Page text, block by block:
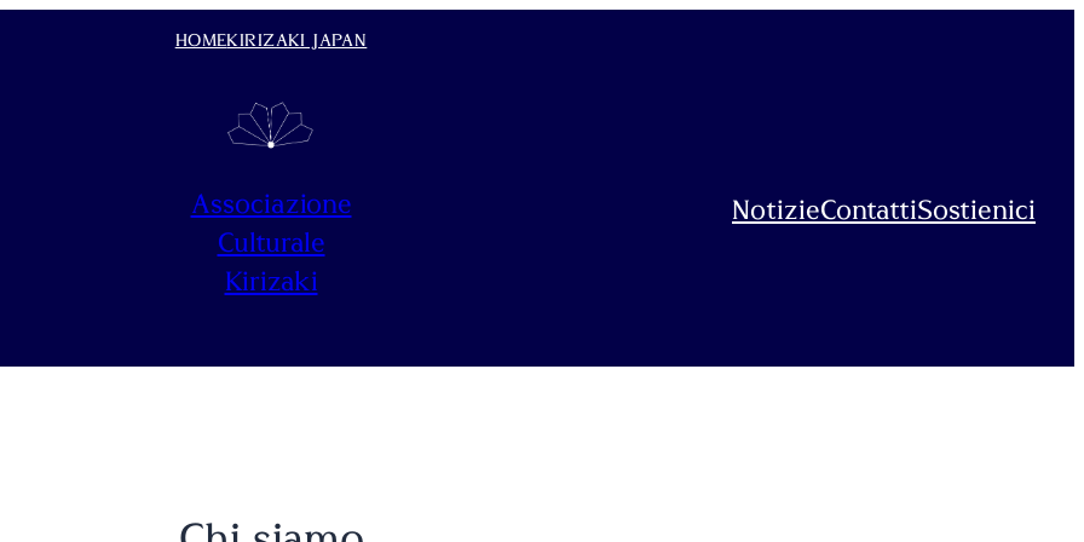
HOMEKIRIZAKI JAPAN
Associazione
Culturale
Kirizaki
NotizieContattiSostienici